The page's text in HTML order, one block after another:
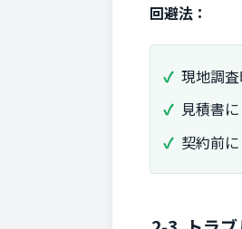
回避法：
現地調
見積書
契約前